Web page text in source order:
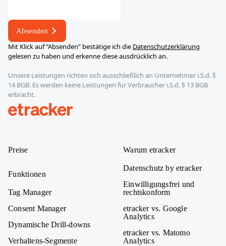
Absenden
Mit Klick auf “Absenden” bestätige ich die Datenschutzerklärung
gelesen zu haben und erkenne diese ausdrücklich an.
Unsere Leistungen richten sich ausschließlich an Unternehmer i.S.d. §
14 BGB. Es werden keine Leistungen für Verbraucher i.S.d. § 13 BGB
erbracht.
Preise
Funktionen
Tag Manager
Consent Manager
Dynamische Drill-downs
Verhaltens-Segmente
Warum etracker
Datenschutz by etracker
Einwilligungsfrei und
rechtskonform
etracker vs. Google
Analytics
etracker vs. Matomo
Analytics